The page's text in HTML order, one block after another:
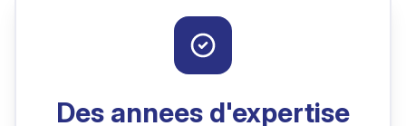
Des annees d'expertise